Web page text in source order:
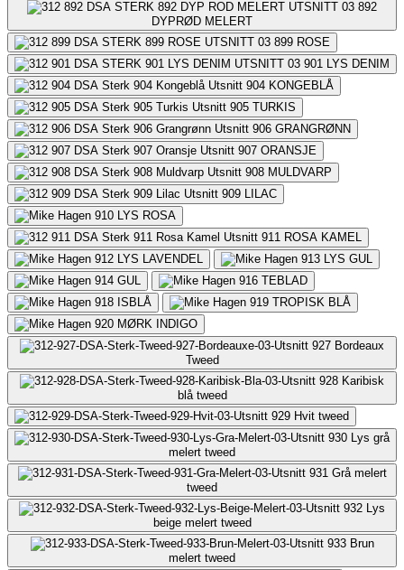
892
DYPRØD MELERT
899 ROSE
901 LYS DENIM
904 KONGEBLÅ
905 TURKIS
906 GRANGRØNN
907 ORANSJE
908 MULDVARP
909 LILAC
910 LYS ROSA
911 ROSA KAMEL
912 LYS LAVENDEL 913 LYS GUL
914 GUL 916 TEBLAD
918 ISBLÅ 919 TROPISK BLÅ
920 MØRK INDIGO
927 Bordeaux
Tweed
928 Karibisk
blå tweed
929 Hvit tweed
930 Lys grå
melert tweed
931 Grå melert
tweed
932 Lys
beige melert tweed
933 Brun
melert tweed